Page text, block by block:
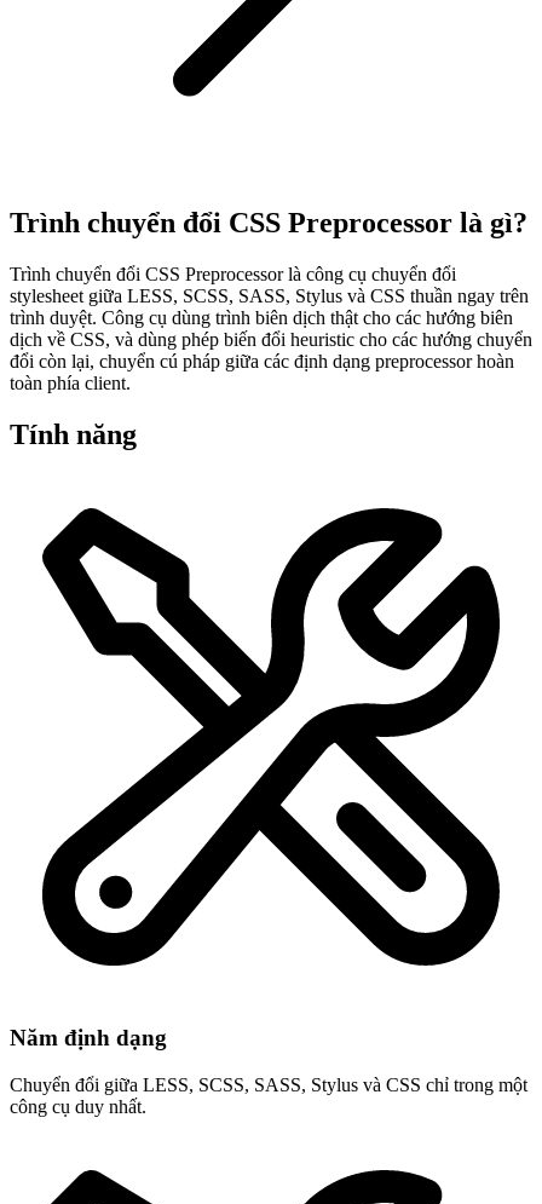
Trình chuyển đổi CSS Preprocessor là gì?
Trình chuyển đổi CSS Preprocessor là công cụ chuyển đổi
stylesheet giữa LESS, SCSS, SASS, Stylus và CSS thuần ngay trên
trình duyệt. Công cụ dùng trình biên dịch thật cho các hướng biên
dịch về CSS, và dùng phép biến đổi heuristic cho các hướng chuyển
đổi còn lại, chuyển cú pháp giữa các định dạng preprocessor hoàn
toàn phía client.
Tính năng
Năm định dạng
Chuyển đổi giữa LESS, SCSS, SASS, Stylus và CSS chỉ trong một
công cụ duy nhất.